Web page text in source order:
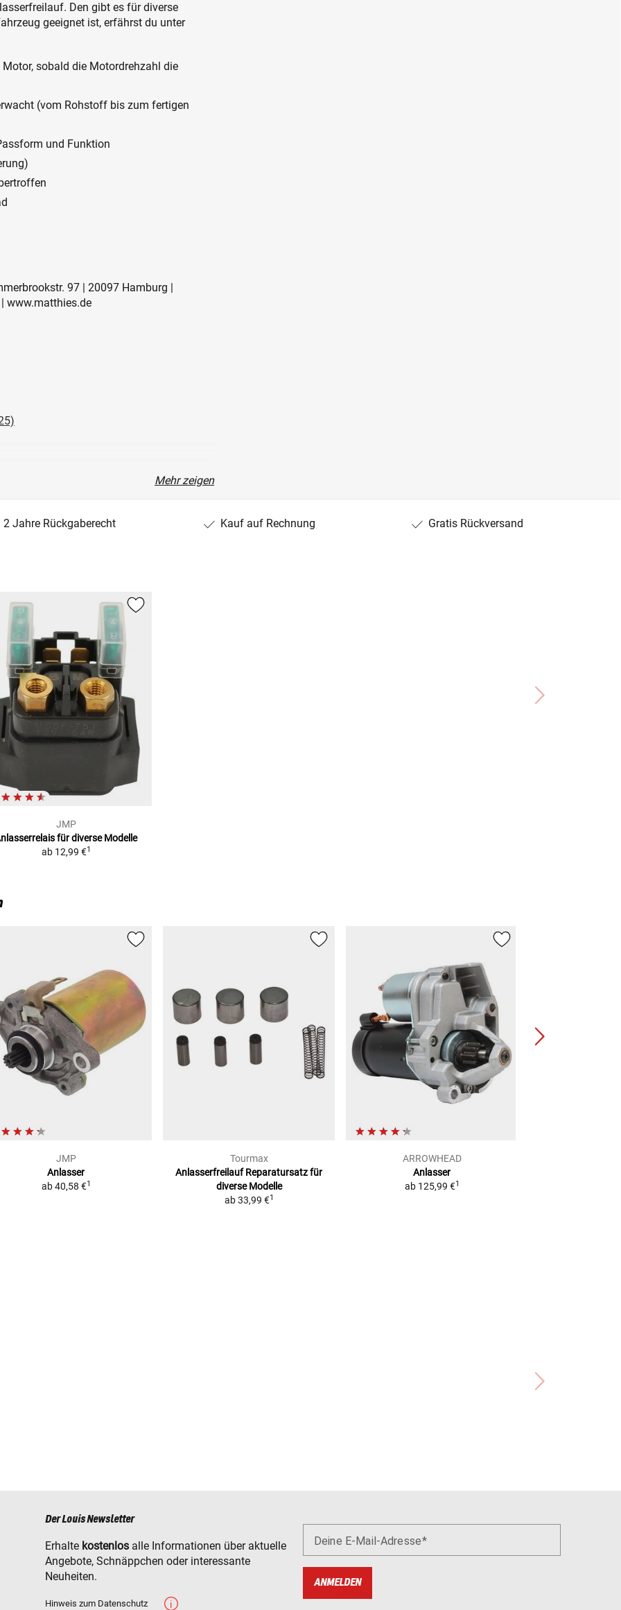
Den gibt es für diverse
geeignet ist, erfährst du unter
sobald die Motordrehzahl die
(vom Rohstoff bis zum fertigen
und Funktion
97 | 20097 Hamburg |
www.matthies.de
Mehr zeigen
2 Jahre Rückgaberecht Kauf auf Rechnung Gratis Rückversand
JMP
für diverse Modelle
ab 12,99 €1
JMP
Anlasser
ab 40,58 €1
Tourmax
Anlasserfreilauf Reparatursatzfür
diverse Modelle
ab 33,99 €1
ARROWHEAD
Anlasser
ab 125,99 €1
Der Louis Newsletter
Erhalte kostenlos alle Informationen über aktuelle
Angebote, Schnäppchen oder interessante
Neuheiten.
Hinweis zum Datenschutz
Deine E-Mail-Adresse
ANMELDEN